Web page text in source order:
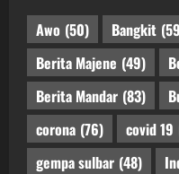
Awo (50) Bangkit
Berita Majene (49)
Berita Mandar (83)
corona (76) covid 19
gempa sulbar (48)